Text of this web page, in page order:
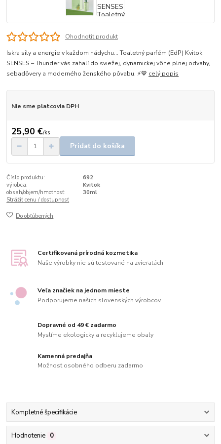
Ohodnotiť produkt
Iskra sily a energie v každom nádychu… Toaletný parfém (EdP) Kvitok
SENSES – Thunder vás zahalí do sviežej, dynamickej vône plnej odvahy,
sebadôvery a moderného ženského pôvabu. ⚡💙 celý popis
Nie sme platcovia DPH
25,90 €/ks
Pridať do košíka
Číslo produktu:
692
výrobca:
Kvitok
obsah/objem/hmotnosť:
30ml
Strážiť cenu / dostupnosť
Do obľúbených
Certifikovaná prírodná kozmetika
Naše výrobky nie sú testované na zvieratách
Veľa značiek na jednom mieste
Podporujeme našich slovenských výrobcov
Dopravné od 49 € zadarmo
Myslíme ekologicky a recyklujeme obaly
Kamenná predajňa
Možnosť osobného odberu zadarmo
Kompletné špecifikácie
Hodnotenie 0